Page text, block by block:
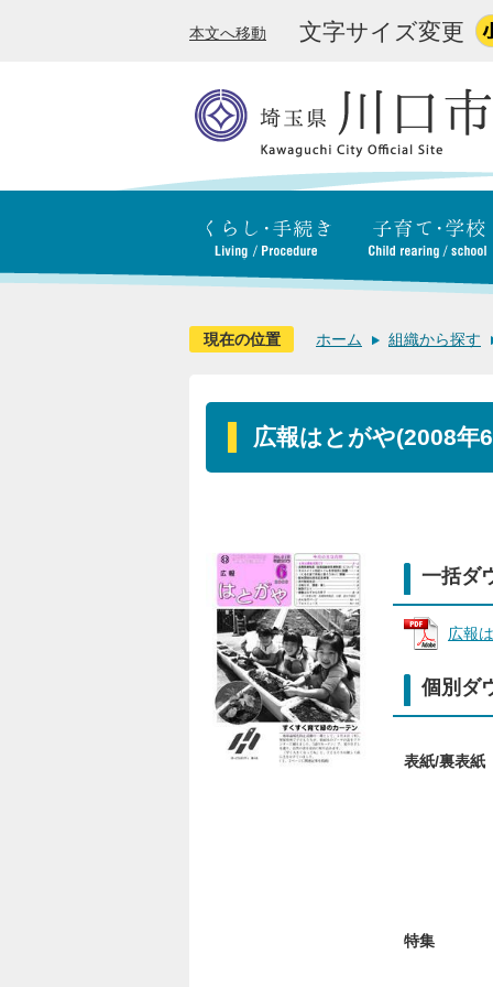
本文へ移動 文字サイズ変更
現在の位置 ホーム 組織から探す
広報はとがや(2008年
一括ダ
広報
個別ダ
表紙/裏表紙
特集